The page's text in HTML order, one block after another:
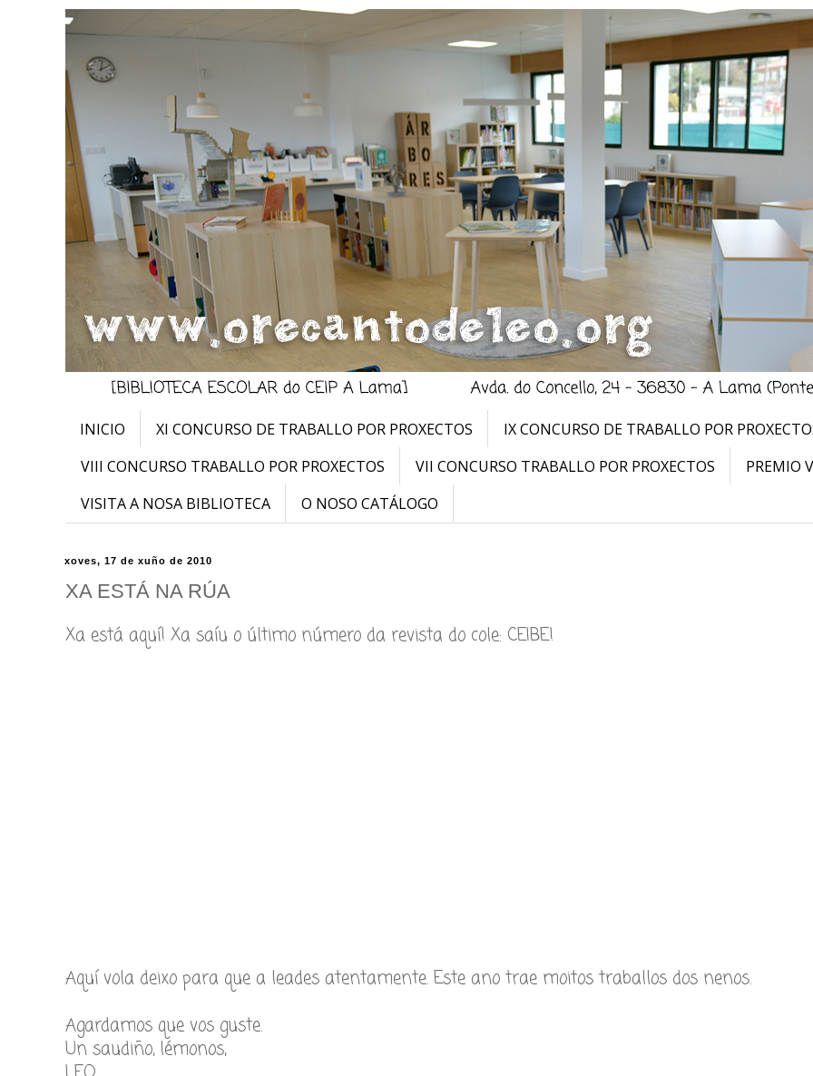
INICIO XI CONCURSO DE TRABALLO POR PROXECTOS
IX CONCURSO DE TRABALLO POR
VIII CONCURSO TRABALLO POR PROXECTOS
VII CONCURSO TRABALLO POR PROXECTOS
PREMIO
VISITA A NOSA BIBLIOTECA
O NOSO CATÁLOGO
xoves, 17 de xuño de 2010
XA ESTÁ NA RÚA
Xa está aquí! Xa saíu o último número da revista do cole: CEIBE!
Aquí vola deixo para que a leades atentamente. Este ano trae moitos traballos dos nenos.
Agardamos que vos guste.
Un saudiño, lémonos,